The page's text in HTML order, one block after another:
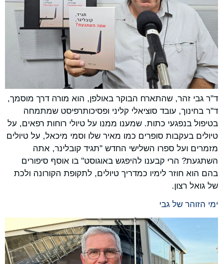
ד"ר גבי זהר, שהתארח הבוקר באולפן, הוא מורה דרך מוסמך,
ד"ר בחינוך, עובד סוציאלי קליני ופסיכותרפיסט שמתמחה
בטיפול בנפגעי כתות. שמענו ממנו על טיולי רוחות רפאים, על
טיולים בעקבות סופרים כמו מאיר שלו וסמי מיכאל, על טיולים
מזמרים ועל ספרו השלישי החדש "תגיד קובלינר, אתה
השתגעת? הרי קבענו להיפגש באוגוסט" בו אוסף סיפורים
בהם הוא חוזר לימיו כמדריך טיולים, לתקופת הקורונה ולכת
של גואל רצון.
ימי הזוהר של גבי